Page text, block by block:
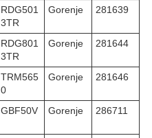
RDG501
3TR
Gorenje 281639
RDG801
3TR
Gorenje 281644
TRM565
0
Gorenje 281646
GBF50V Gorenje 286711